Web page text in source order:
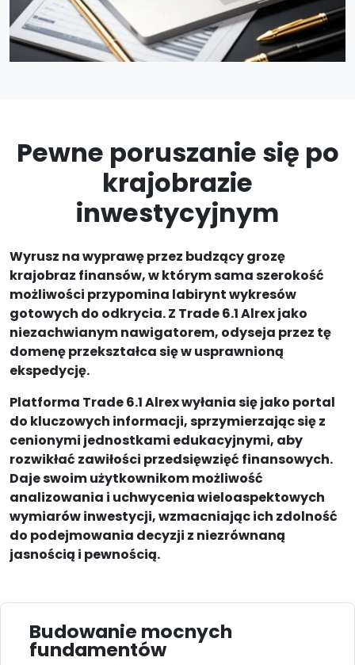
Pewne poruszanie się po
krajobrazie
inwestycyjnym
Wyrusz na wyprawę przez budzący grozę
krajobraz finansów, w którym sama szerokość
możliwości przypomina labirynt wykresów
gotowych do odkrycia. Z Trade 6.1 Alrex jako
niezachwianym nawigatorem, odyseja przez tę
domenę przekształca się w usprawnioną
ekspedycję.
Platforma Trade 6.1 Alrex wyłania się jako portal
do kluczowych informacji, sprzymierzając się z
cenionymi jednostkami edukacyjnymi, aby
rozwikłać zawiłości przedsięwzięć finansowych.
Daje swoim użytkownikom możliwość
analizowania i uchwycenia wieloaspektowych
wymiarów inwestycji, wzmacniając ich zdolność
do podejmowania decyzji z niezrównaną
jasnością i pewnością.
Budowanie mocnych
fundamentów